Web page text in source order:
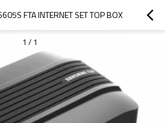
1
/
1